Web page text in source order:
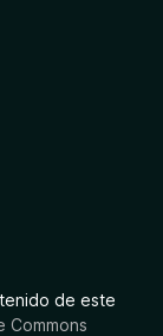
de este
Commons